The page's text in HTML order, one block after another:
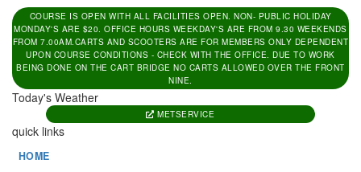
COURSE IS OPEN WITH ALL FACILITIES OPEN. NON- PUBLIC HOLIDAY
MONDAY'S ARE $20. OFFICE HOURS WEEKDAY'S ARE FROM 9.30 WEEKENDS
FROM 7.00AM.CARTS AND SCOOTERS ARE FOR MEMBERS ONLY DEPENDENT
UPON COURSE CONDITIONS - CHECK WITH THE OFFICE. DUE TO WORK
BEING DONE ON THE CART BRIDGE NO CARTS ALLOWED OVER THE FRONT
NINE.
Today's Weather
METSERVICE
quick links
HOME